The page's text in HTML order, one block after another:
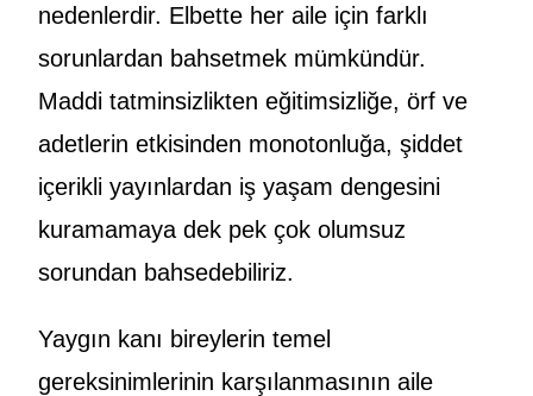
nedenlerdir. Elbette her aile için farklı
sorunlardan bahsetmek mümkündür.
Maddi tatminsizlikten eğitimsizliğe, örf ve
adetlerin etkisinden monotonluğa, şiddet
içerikli yayınlardan iş yaşam dengesini
kuramamaya dek pek çok olumsuz
sorundan bahsedebiliriz.
Yaygın kanı bireylerin temel
gereksinimlerinin karşılanmasının aile